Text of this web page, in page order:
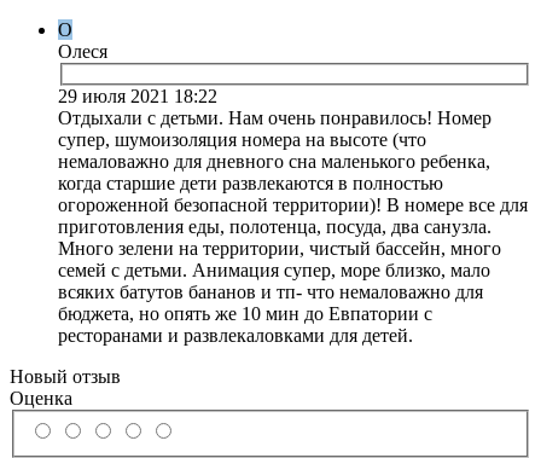
О
Олеся
29 июля 2021 18:22
Отдыхали с детьми. Нам очень понравилось! Номер
супер, шумоизоляция номера на высоте (что
немаловажно для дневного сна маленького ребенка,
когда старшие дети развлекаются в полностью
огороженной безопасной территории)! В номере все для
приготовления еды, полотенца, посуда, два санузла.
Много зелени на территории, чистый бассейн, много
семей с детьми. Анимация супер, море близко, мало
всяких батутов бананов и тп- что немаловажно для
бюджета, но опять же 10 мин до Евпатории с
ресторанами и развлекаловками для детей.
Новый отзыв
Оценка